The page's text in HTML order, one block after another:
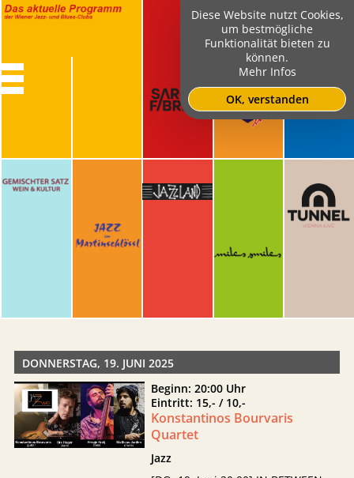
DONNERSTAG, 19. JUNI 2025
Beginn: 20:00 Uhr
Eintritt: 15,- / 10,-
Konstantinos Bourvaris
Quartet
Jazz
Diese Website nutzt Cookies,
um bestmögliche
Funktionalität bieten zu
können.
Mehr Infos
OK, verstanden